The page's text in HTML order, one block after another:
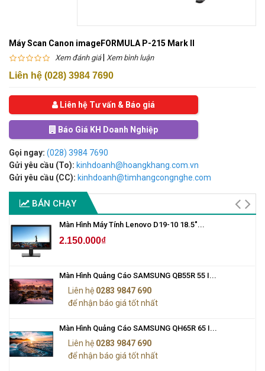
Máy Scan Canon imageFORMULA P-215 Mark II
Xem đánh giá| Xem bình luận
Liên hệ (028) 3984 7690
Liên hệ Tư vấn & Báo giá
Báo Giá KH Doanh Nghiệp
Gọi ngay: (028) 3984 7690
Gửi yêu cầu (To): kinhdoanh@hoangkhang.com.vn
Gửi yêu cầu (CC): kinhdoanh@timhangcongnghe.com
BÁN CHẠY
Màn Hình Máy Tính Lenovo D19-10 18.5"...
2.150.000₫
Màn Hình Quảng Cáo SAMSUNG QB55R 55 I...
Liên hệ 0283 9847 690
để nhận báo giá tốt nhất
Màn Hình Quảng Cáo SAMSUNG QH65R 65 I...
Liên hệ 0283 9847 690
để nhận báo giá tốt nhất